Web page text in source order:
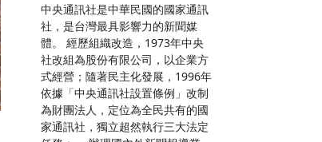
中央通訊社是中華民國的國家通訊
社，是台灣最具影響力的新聞媒
體。 經歷組織改造，1973年中央
社改組為股份有限公司，以企業方
式經營；隨著民主化發展，1996年
依據「中央通訊社設置條例」改制
為財團法人，定位為全民共有的國
家通訊社，獨立超然執行三大法定